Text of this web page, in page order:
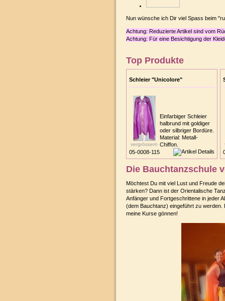
Nun wünsche ich Dir viel Spass beim
Achtung: Reduzierte Artikel sind vom
Achtung: Für eine Besichtigung der
Top Produkte
Schleier "Unicolore"
vergrössern
Einfarbiger Schleier
halbrund mit goldiger
oder silbriger Bordüre.
Material: Metall-
Chiffon.
05-0008-115
Die Bauchtanzschule
Möchtest Du mit viel Lust und Freude
stärken? Dann ist der Orientalische
Anfänger und Fortgeschrittene in jeder
(dem Bauchtanz) eingeführt zu
meine Kurse gönnen!